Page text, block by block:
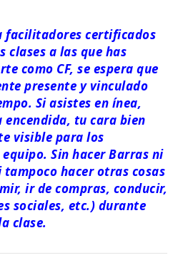
facilitadores certificados
clases a las que has
como CF, se espera que
presente y vinculado
Si asistes en ínea,
encendida, tu cara bien
visible para los
Sin hacer Barras ni
tampoco hacer otras cosas
ir de compras, conducir,
sociales, etc.) durante
clase.